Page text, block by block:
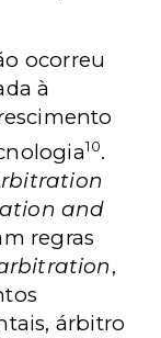
ocorreu
à
10.
and
regras
,
árbitro